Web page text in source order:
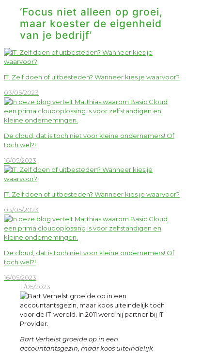
‘Focus niet alleen op groei,
maar koester de eigenheid
van je bedrijf’
IT. Zelf doen of uitbesteden? Wanneer kies je waarvoor?
03/05/2023
De cloud, dat is toch niet voor kleine ondernemers! Of
toch wel?!
16/05/2023
IT. Zelf doen of uitbesteden? Wanneer kies je waarvoor?
03/05/2023
De cloud, dat is toch niet voor kleine ondernemers! Of
toch wel?!
16/05/2023
11/05/2023
Bart Verhelst groeide op in een
accountantsgezin, maar koos uiteindelijk